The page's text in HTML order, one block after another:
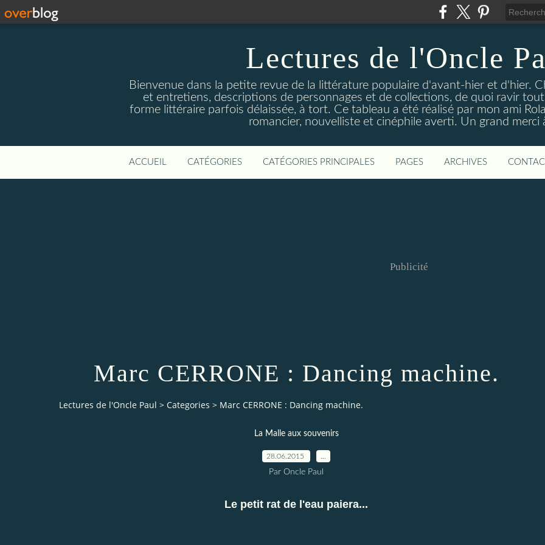
Lectures de l'Oncle
Bienvenue dans la petite revue de la littérature populaire d'avant-hier et d'hier.
et entretiens, descriptions de personnages et de collections, de quoi ravir
forme littéraire parfois délaissée, à tort. Ce tableau a été réalisé par mon ami
romancier, nouvelliste et cinéphile averti. Un grand merci
ACCUEIL CATÉGORIES CATÉGORIES PRINCIPALES PAGES ARCHIVES
Publicité
Marc CERRONE : Dancing machine.
Lectures de l'Oncle Paul > Categories > Marc CERRONE : Dancing machine.
La Malle aux souvenirs
28.06.2015
Par Oncle Paul
Le petit rat de l'eau paiera...